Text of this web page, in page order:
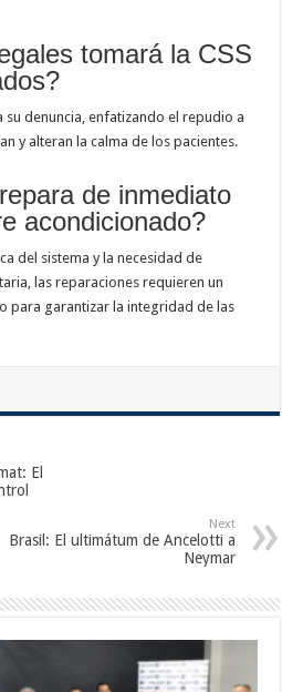
tomará la CSS
su denuncia, enfatizando el repudio a
y alteran la calma de los pacientes.
de inmediato
acondicionado?
del sistema y la necesidad de
las reparaciones requieren un
para garantizar la integridad de las
El
Next
Brasil: El ultimátum de Ancelotti a
Neymar